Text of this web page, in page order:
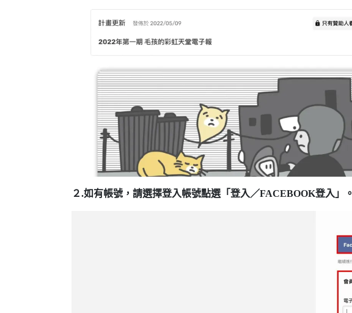
２.如有帳號，請選擇登入帳號點選「登入／FACEBOOK登入」。